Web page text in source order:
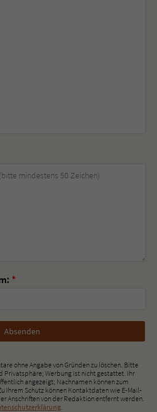
*
ohne Angabe von Gründen zu löschen. Bitte
Privatsphäre; Werbung ist nicht gestattet. Ihr
angezeigt; Nachnamen können zum
Ihrem Schutz können Kontaktdaten wie E-Mail-
Anschriften von der Redaktion entfernt werden.